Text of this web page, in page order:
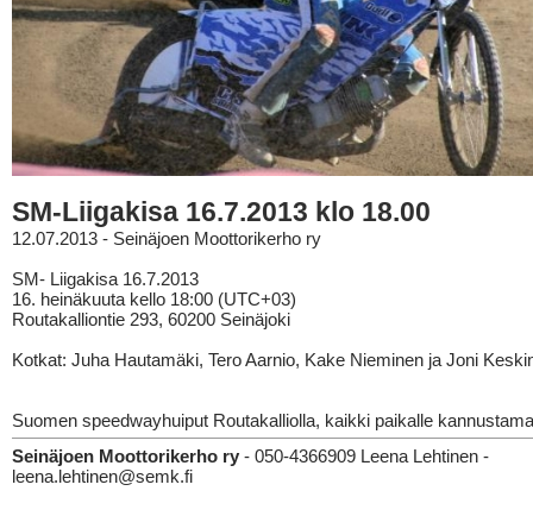
SM-Liigakisa 16.7.2013 klo 18.00
12.07.2013 - Seinäjoen Moottorikerho ry
SM- Liigakisa 16.7.2013
16. heinäkuuta kello 18:00 (UTC+03)
Routakalliontie 293, 60200 Seinäjoki
Kotkat: Juha Hautamäki, Tero Aarnio, Kake Nieminen ja Joni
Suomen speedwayhuiput Routakalliolla, kaikki paikalle
Seinäjoen Moottorikerho ry - 050-4366909 Leena Lehtinen -
leena.lehtinen@semk.fi